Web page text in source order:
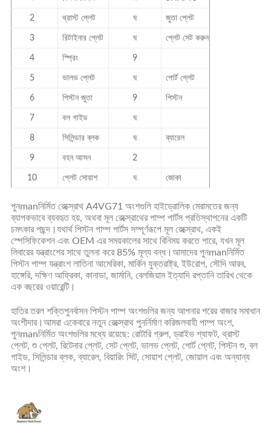
2 থ্রাস্ট প্লেট ঘ জুতা প্লেট
3 রিটাইনার প্লেট ঘ প্লেট সেট করুন
4 স্প্রিং 9
5 ভালভ প্লেট ঘ পোর্ট প্লেট
6 পিস্টন জুতা 9 পিস্টন
7 বল গাইড ঘ
8 সিলিন্ডার ব্লক ঘ ব্যারেল
9 বহন আসন 2
10 প্লেট সোয়াশ ঘ জোকা
পুনmanনির্মিত রেক্স্রোথ A4VG71 অংশগুলি হাইড্রোলিক মেরামতের জন্য
ব্যাপকভাবে ব্যবহৃত হয়, অথবা মূল রেক্স্রোথের পাম্প পার্টস প্রতিস্থাপনের একটি
চমৎকার পছন্দ।যথার্থ পিস্টন পাম্প পার্টস সম্পূর্ণরূপে মূল রেক্স্রোথ, একই
স্পেসিফিকেশন এবং OEM এর সময়কালের সাথে বিনিময় করতে পারে, যখন মূল
লিবারের যন্ত্রাংশের সাথে তুলনা করে 85% মূল্য বন্ধ।আমাদের পুনmanনির্মিত
পিস্টন পাম্প যন্ত্রাংশ লাতিনা আমেরিকা, মার্কিন যুক্তরাষ্ট্র, ইউরোপ, সৌদি আরব,
হাঙ্গেরি, দক্ষিণ আফ্রিকা, কানাডা, জার্মানি, বেলজিয়াম ইত্যাদি রপ্তানি তারিখ থেকে
এক বছরের ওয়ারেন্টি।
হাতির তরল শক্তিপুনর্বাসন পিস্টন পাম্প অংশগুলির জন্য আপনার পরের বাজার সমাধান
অংশীদার।আমরা একেবারে নতুন রেক্স্রোথ পুনর্নির্মাণ করিজলবাহী পাম্প অংশ,
পুনmanনির্মিত অংশগুলির মধ্যে রয়েছে: রোটারি গ্রুপ, ড্রাইভ শ্যাফট, থ্রাস্ট
প্লেট, শু প্লেট, রিটেনার প্লেট, সেট প্লেট, ভালভ প্লেট, পোর্ট প্লেট, পিস্টন শু, বল
গাইড, সিলিন্ডার ব্লক, ব্যারেল, বিয়ারিং সিট, সোয়াশ প্লেট, জোয়াল এবং অন্যান্য
অংশ।